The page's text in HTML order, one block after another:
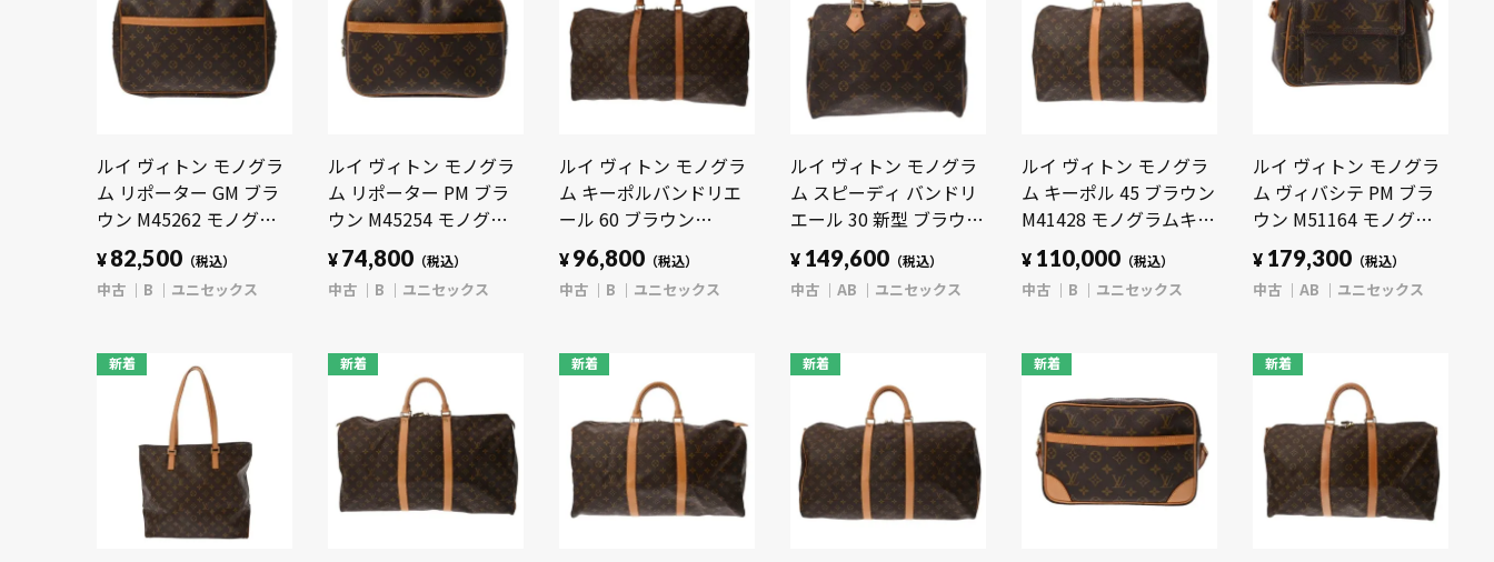
ルイ ヴィトン モノグラ
ム リポーター GM ブラ
ウン M45262 モノグラ
ムキャンバス ユニセッ
クス バッグ 【中古】
【bag】
¥ 82,500 （税込）
中古 B ユニセックス
ルイ ヴィトン モノグラ
ム リポーター PM ブラ
ウン M45254 モノグラ
ムキャンバス ユニセッ
クス バッグ 【中古】
【bag】
¥ 74,800 （税込）
中古 B ユニセックス
ルイ ヴィトン モノグラ
ム キーポルバンドリエ
ール 60 ブラウン
M41412 モノグラムキャ
ンバス ユニセックス バ
ッグ 【中古】【bag】
¥ 96,800 （税込）
中古 B ユニセックス
ルイ ヴィトン モノグラ
ム スピーディ バンドリ
エール 30 新型 ブラウン
M41112 モノグラムキャ
ンバス ユニセックス バ
ッグ 【中古】【bag】
¥ 149,600 （税込）
中古 AB ユニセックス
ルイ ヴィトン モノグラ
ム キーポル 45 ブラウン
M41428 モノグラムキャ
ンバス ユニセックス バ
ッグ 【中古】【bag】
¥ 110,000 （税込）
中古 B ユニセックス
ルイ ヴィトン モノグラ
ム ヴィバシテ PM ブラ
ウン M51164 モノグラ
ムキャンバス ユニセッ
クス バッグ 【中古】
【bag】
¥ 179,300 （税込）
中古 AB ユニセックス
新着 新着 新着 新着 新着 新着